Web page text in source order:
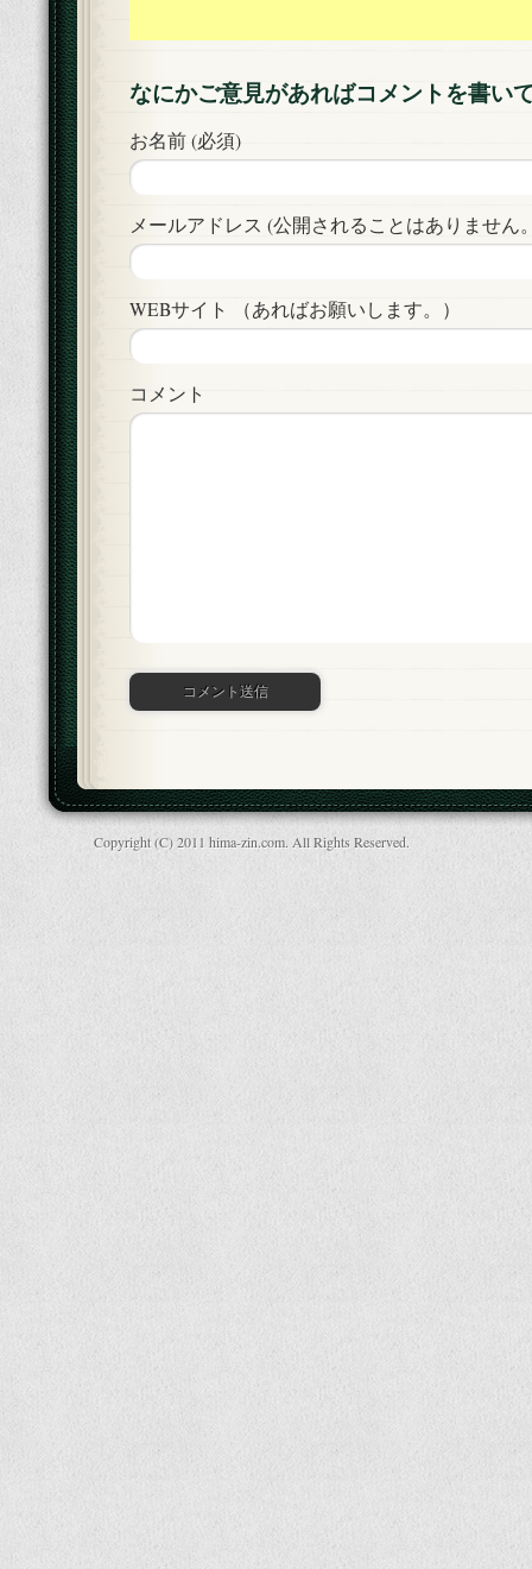
なにかご意見があればコメントを書い
お名前 (必須)
メールアドレス (公開されることはありません
WEBサイト （あればお願いします。）
コメント
Copyright (C) 2011 hima-zin.com. All Rights Reserved.